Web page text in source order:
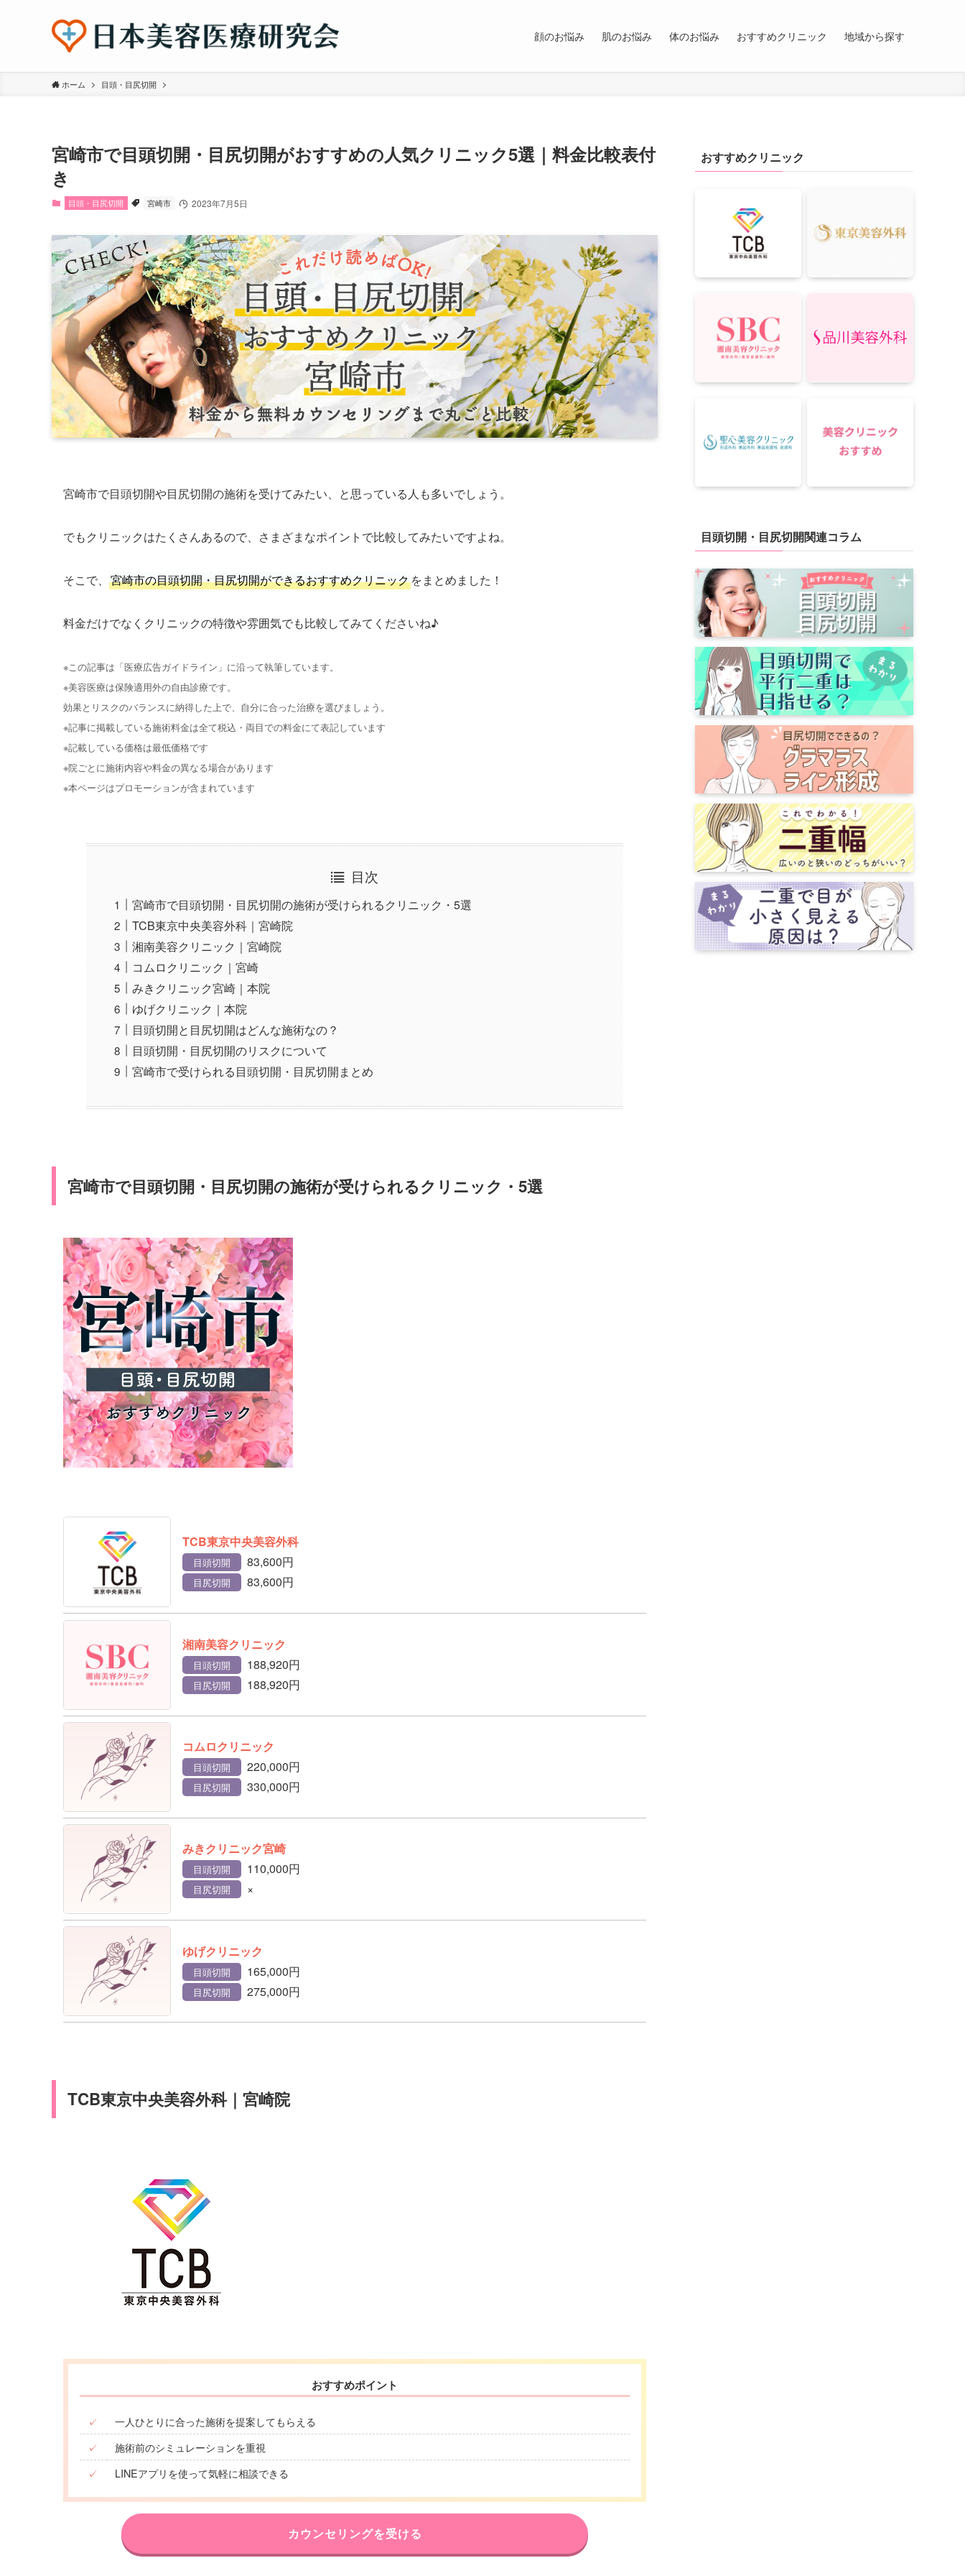
顔のお悩み 肌のお悩み 体のお悩み おすすめクリニック 地域から探す
ホーム 目頭・目尻切開
宮崎市で目頭切開・目尻切開がおすすめの人気クリニック5選｜料金比較表付
き
目頭・目尻切開 宮崎市 2023年7月5日
宮崎市で目頭切開や目尻切開の施術を受けてみたい、と思っている人も多いでしょう。
でもクリニックはたくさんあるので、さまざまなポイントで比較してみたいですよね。
そこで、 宮崎市の目頭切開・目尻切開ができるおすすめクリニックをまとめました！
料金だけでなくクリニックの特徴や雰囲気でも比較してみてくださいね♪
※この記事は「医療広告ガイドライン」に沿って執筆しています。
※美容医療は保険適用外の自由診療です。
効果とリスクのバランスに納得した上で、自分に合った治療を選びましょう。
※記事に掲載している施術料金は全て税込・両目での料金にて表記しています
※記載している価格は最低価格です
※院ごとに施術内容や料金の異なる場合があります
※本ページはプロモーションが含まれています
目次
宮崎市で目頭切開・目尻切開の施術が受けられるクリニック・5選
TCB東京中央美容外科｜宮崎院
湘南美容クリニック｜宮崎院
コムロクリニック｜宮崎
みきクリニック宮崎｜本院
ゆげクリニック｜本院
目頭切開と目尻切開はどんな施術なの？
目頭切開・目尻切開のリスクについて
宮崎市で受けられる目頭切開・目尻切開まとめ
宮崎市で目頭切開・目尻切開の施術が受けられるクリニック・5選
TCB東京中央美容外科
目頭切開 83,600円
目尻切開 83,600円
湘南美容クリニック
目頭切開 188,920円
目尻切開 188,920円
コムロクリニック
目頭切開 220,000円
目尻切開 330,000円
みきクリニック宮崎
目頭切開 110,000円
目尻切開 ×
ゆげクリニック
目頭切開 165,000円
目尻切開 275,000円
TCB東京中央美容外科｜宮崎院
おすすめポイント
✓
一人ひとりに合った施術を提案してもらえる
✓
施術前のシミュレーションを重視
✓
LINEアプリを使って気軽に相談できる
カウンセリングを受ける
おすすめクリニック
目頭切開・目尻切開関連コラム